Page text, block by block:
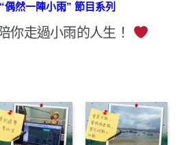
偶然一陣小雨” 節目系列
你走過小雨的人生！